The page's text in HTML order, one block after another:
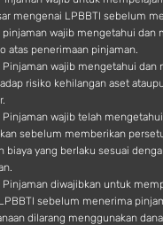
mengenai LPBBTI sebelum
pinjaman wajib mengetahui dan
atas penerimaan pinjaman.
Pinjaman wajib mengetahui dan
risiko kehilangan aset
Pinjaman wajib telah
sebelum memberikan
biaya yang berlaku sesuai
Pinjaman diwajibkan untuk
sebelum menerima
dilarang menggunakan